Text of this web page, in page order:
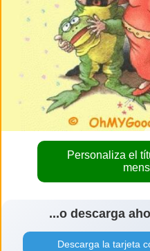
Personaliza el
...o descarga
Descarga la tarjeta